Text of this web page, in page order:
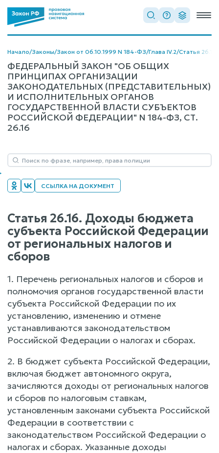
Начало/Законы/Закон от 06.10.1999 N 184-ФЗ/Глава IV.2/Статья 26.16
ФЕДЕРАЛЬНЫЙ ЗАКОН "ОБ ОБЩИХ
ПРИНЦИПАХ ОРГАНИЗАЦИИ
ЗАКОНОДАТЕЛЬНЫХ (ПРЕДСТАВИТЕЛЬНЫХ)
И ИСПОЛНИТЕЛЬНЫХ ОРГАНОВ
ГОСУДАРСТВЕННОЙ ВЛАСТИ СУБЪЕКТОВ
РОССИЙСКОЙ ФЕДЕРАЦИИ" N 184-ФЗ, СТ.
26.16
ССЫЛКА НА ДОКУМЕНТ
Статья 26.16. Доходы бюджета
субъекта Российской Федерации
от региональных налогов и
сборов
1. Перечень региональных налогов и сборов и
полномочия органов государственной власти
субъекта Российской Федерации по их
установлению, изменению и отмене
устанавливаются законодательством
Российской Федерации о налогах и сборах.
2. В бюджет субъекта Российской Федерации,
включая бюджет автономного округа,
зачисляются доходы от региональных налогов
и сборов по налоговым ставкам,
установленным законами субъекта Российской
Федерации в соответствии с
законодательством Российской Федерации о
налогах и сборах. Указанные доходы